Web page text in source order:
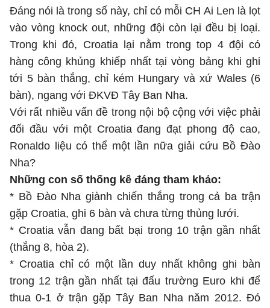
Đáng nói là trong số này, chỉ có mỗi CH Ai Len là lọt
vào vòng knock out, những đội còn lại đều bị loại.
Trong khi đó, Croatia lại nằm trong top 4 đội có
hàng công khủng khiếp nhất tại vòng bảng khi ghi
tới 5 bàn thắng, chỉ kém Hungary và xứ Wales (6
bàn), ngang với ĐKVĐ Tây Ban Nha.
Với rất nhiều vấn đề trong nội bộ cộng với việc phải
đối đầu với một Croatia đang đạt phong độ cao,
Ronaldo liệu có thể một lần nữa giải cứu Bồ Đào
Nha?
Những con số thống kê đáng tham khảo:
* Bồ Đào Nha giành chiến thắng trong cả ba trận
gặp Croatia, ghi 6 bàn và chưa từng thủng lưới.
* Croatia vẫn đang bất bại trong 10 trận gần nhất
(thắng 8, hòa 2).
* Croatia chỉ có một lần duy nhất không ghi bàn
trong 12 trận gần nhất tại đấu trường Euro khi để
thua 0-1 ở trận gặp Tây Ban Nha năm 2012. Đó